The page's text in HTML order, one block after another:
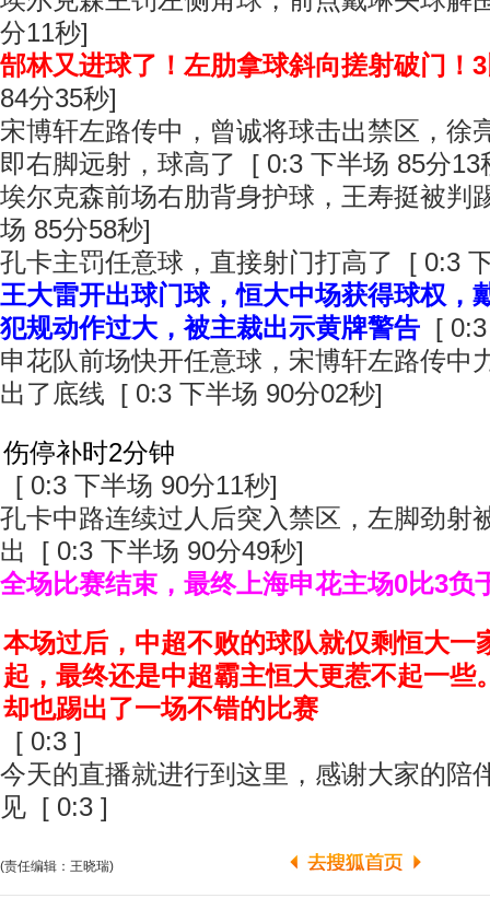
分11秒]
郜林又进球了！左肋拿球斜向搓射破门！
84分35秒]
宋博轩左路传中，曾诚将球击出禁区，徐
即右脚远射，球高了 [ 0:3 下半场 85分13
埃尔克森前场右肋背身护球，王寿挺被判
场 85分58秒]
孔卡主罚任意球，直接射门打高了 [ 0:3
王大雷开出球门球，恒大中场获得球权，
犯规动作过大，被主裁出示黄牌警告 [
申花队前场快开任意球，宋博轩左路传中
出了底线 [ 0:3 下半场 90分02秒]
伤停补时2分钟
[ 0:3 下半场 90分11秒]
孔卡中路连续过人后突入禁区，左脚劲射
出 [ 0:3 下半场 90分49秒]
全场比赛结束，最终上海申花主场0比3负
本场过后，中超不败的球队就仅剩恒大一
起，最终还是中超霸主恒大更惹不起一些
却也踢出了一场不错的比赛
[ 0:3 ]
今天的直播就进行到这里，感谢大家的陪
见 [ 0:3 ]
(责任编辑：王晓瑞)